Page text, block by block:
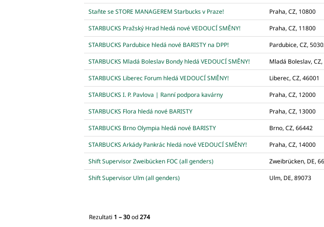
Staňte se STORE MANAGEREM Starbucks v Praze!
Praha, CZ, 10800
STARBUCKS Pražský Hrad hledá nové VEDOUCÍ SMĚNY!
Praha, CZ, 11800
STARBUCKS Pardubice hledá nové BARISTY na DPP!
Pardubice, CZ,
STARBUCKS Mladá Boleslav Bondy hledá VEDOUCÍ SMĚNY!
Mladá Boleslav, CZ,
STARBUCKS Liberec Forum hledá VEDOUCÍ SMĚNY!
Liberec, CZ, 46001
STARBUCKS I. P. Pavlova | Ranní podpora kavárny
Praha, CZ, 12000
STARBUCKS Flora hledá nové BARISTY
Praha, CZ, 13000
STARBUCKS Brno Olympia hledá nové BARISTY
Brno, CZ, 66442
STARBUCKS Arkády Pankrác hledá nové VEDOUCÍ SMĚNY!
Praha, CZ, 14000
Shift Supervisor Zweibücken FOC (all genders)
Zweibrücken, DE,
Shift Supervisor Ulm (all genders)
Ulm, DE, 89073
Rezultati 1 – 30od274